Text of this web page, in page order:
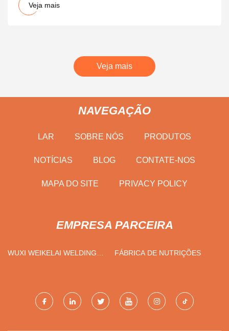
Veja mais
Veja mais
NAVEGAÇÃO
LAR SOBRE NÓS PRODUTOS
NOTÍCIAS BLOG CONTATE-NOS
MAPA DO SITE PRIVACY POLICY
EMPRESA PARCEIRA
WUXI WEIKELAI WELDING
FÁBRICA DE NUTRIÇÕES